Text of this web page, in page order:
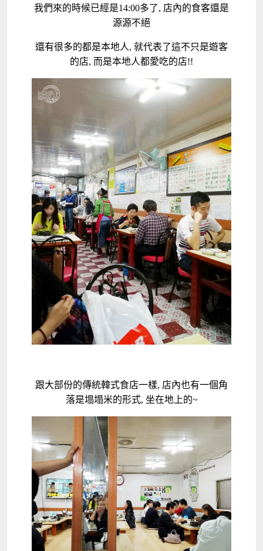
我們來的時候已經是14:00多了, 店內的食客還是
源源不絕
還有很多的都是本地人, 就代表了這不只是遊客
的店, 而是本地人都愛吃的店!!
跟大部份的傳統韓式食店一樣, 店內也有一個角
落是塌塌米的形式, 坐在地上的~